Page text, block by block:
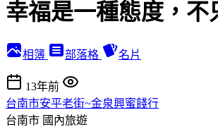
幸福是一種態度，不
相簿 部落格 名片
13年前
台南市安平老街~金泉興蜜餞行
台南市 國內旅遊